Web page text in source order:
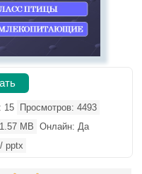
15
Просмотров: 4493
MB
Онлайн: Да
pptx